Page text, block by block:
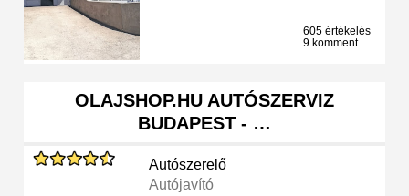
605 értékelés
9 komment
OLAJSHOP.HU AUTÓSZERVIZ
BUDAPEST - …
Autószerelő
Autójavító